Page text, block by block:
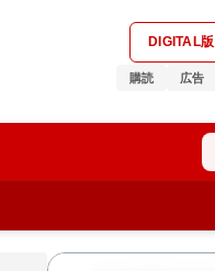
DIGITAL版
購読 広告